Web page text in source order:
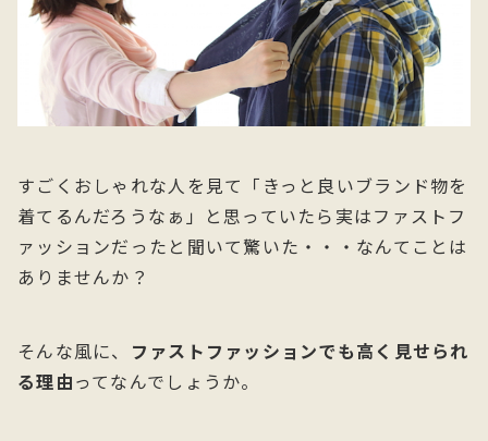
すごくおしゃれな人を見て「きっと良いブランド物を
着てるんだろうなぁ」と思っていたら実はファストフ
ァッションだったと聞いて驚いた・・・なんてことは
ありませんか？
そんな風に、 ファストファッションでも高く見せられ
る理由ってなんでしょうか。